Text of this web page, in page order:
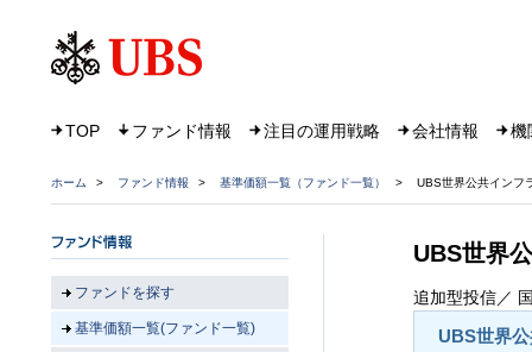
TOP ファンド情報 注目の運用戦略 会社情報 機
ホーム > ファンド情報 > 基準価額一覧（ファンド一覧） > UBS世界公共インフ
UBS世界
追加型投信／
UBS世界
ファンドを探す
基準価額一覧(ファンド一覧)